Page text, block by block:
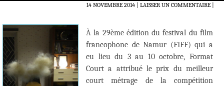
14 NOVEMBRE 2014 LAISSER UN COMMENTAIRE|
À la 29ème édition du festival du film
francophone de Namur (FIFF) qui a
eu lieu du 3 au 10 octobre, Format
Court a attribué le prix du meilleur
court métrage de la compétition